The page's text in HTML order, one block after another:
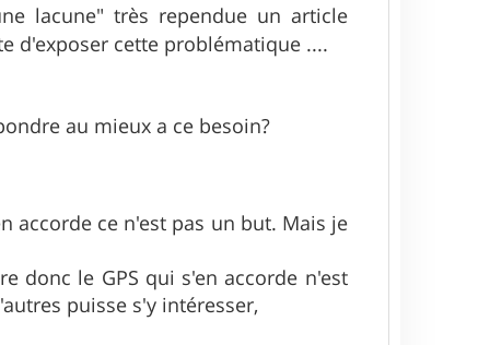
lacune" très rependue un article
d'exposer cette problématique ....
au mieux a ce besoin?
accorde ce n'est pas un but. Mais je
donc le GPS qui s'en accorde n'est
puisse s'y intéresser,